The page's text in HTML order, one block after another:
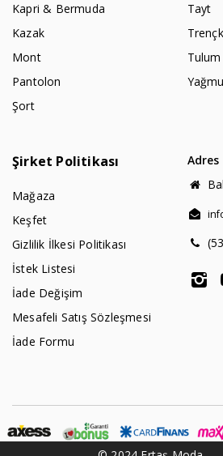
Kapri & Bermuda
Kazak
Mont
Pantolon
Şort
Tayt
Tulum
Şirket Politikası
Mağaza
Keşfet
Gizlilik İlkesi Politikası
İstek Listesi
İade Değişim
Mesafeli Satış Sözleşmesi
İade Formu
Adres